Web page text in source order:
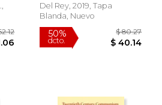
Del Rey, 2019, Tapa
Blanda, Nuevo